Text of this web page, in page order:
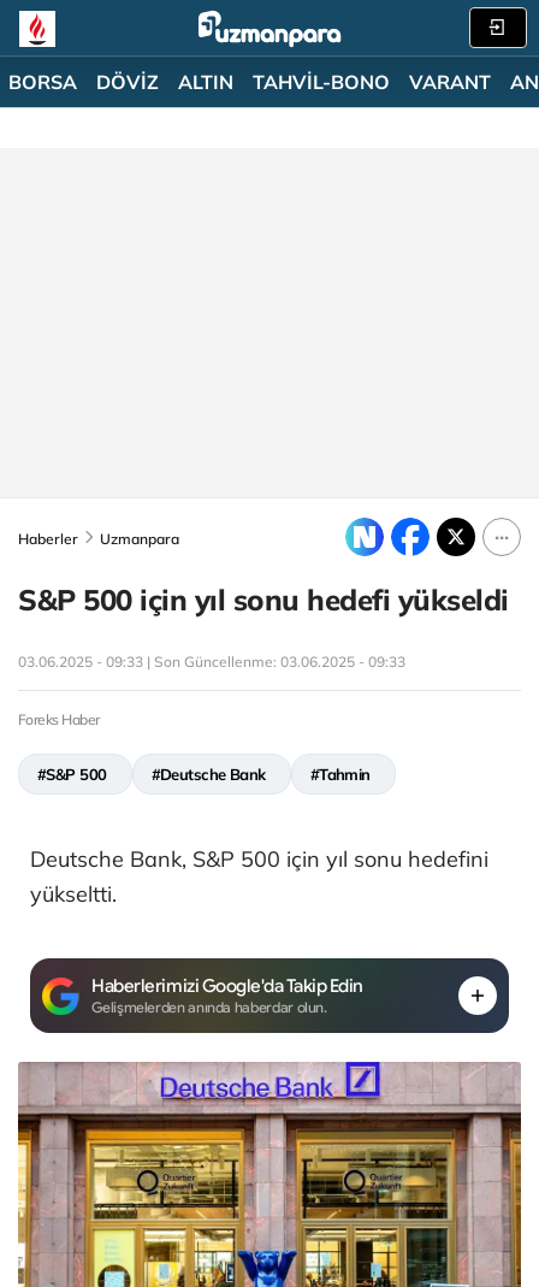
BORSA DÖVİZ ALTIN TAHVİL-BONO VARANT
Haberler Uzmanpara
S&P 500 için yıl sonu hedefi yükseldi
03.06.2025 - 09:33 | Son Güncellenme: 03.06.2025 - 09:33
Foreks Haber
#S&P 500 #Deutsche Bank #Tahmin
Deutsche Bank, S&P 500 için yıl sonu hedefini
yükseltti.
Haberlerimizi Google'da Takip Edin
Gelişmelerden anında haberdar olun.